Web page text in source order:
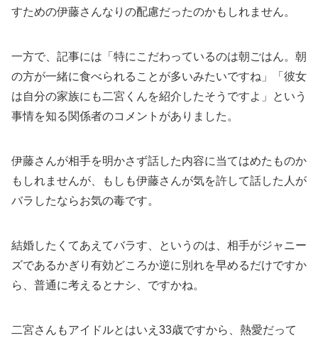
すための伊藤さんなりの配慮だったのかもしれません。
一方で、記事には「特にこだわっているのは朝ごはん。朝
の方が一緒に食べられることが多いみたいですね」「彼女
は自分の家族にも二宮くんを紹介したそうですよ」という
事情を知る関係者のコメントがありました。
伊藤さんが相手を明かさず話した内容に当てはめたものか
もしれませんが、もしも伊藤さんが気を許して話した人が
バラしたならお気の毒です。
結婚したくてあえてバラす、というのは、相手がジャニー
ズであるかぎり有効どころか逆に別れを早めるだけですか
ら、普通に考えるとナシ、ですかね。
二宮さんもアイドルとはいえ33歳ですから、熱愛だって